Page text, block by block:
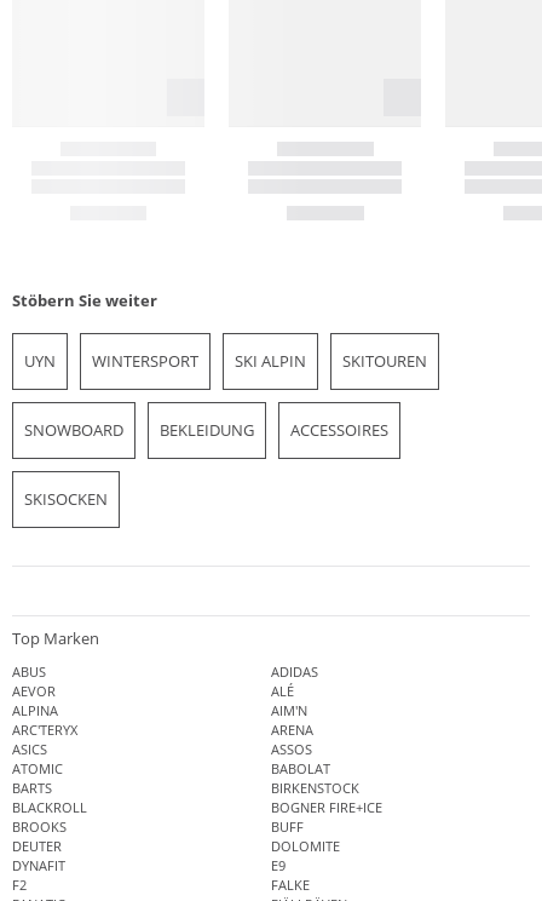
Stöbern Sie weiter
UYN WINTERSPORT SKI ALPIN SKITOUREN
SNOWBOARD BEKLEIDUNG ACCESSOIRES
SKISOCKEN
Top Marken
ABUS
ADIDAS
AEVOR
ALÉ
ALPINA
AIM'N
ARC'TERYX
ARENA
ASICS
ASSOS
ATOMIC
BABOLAT
BARTS
BIRKENSTOCK
BLACKROLL
BOGNER FIRE+ICE
BROOKS
BUFF
DEUTER
DOLOMITE
DYNAFIT
E9
F2
FALKE